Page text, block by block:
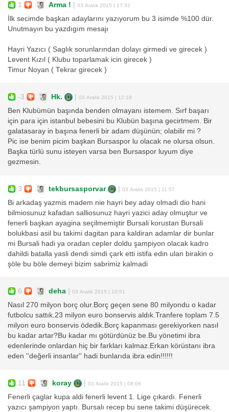
1 Arma ! 03 Aralık 2015 | 17:32
İlk secimde başkan adaylarını yazıyorum bu 3 isimde %100 dür.
Unutmayın bu yazdıgım mesajı
Hayri Yazıcı ( Saglık sorunlarından dolayı girmedi ve girecek )
Levent Kızıl ( Klubu toparlamak icin girecek )
Timur Noyan ( Tekrar girecek )
-3 Hk. 03 Aralık 2015 | 12:18
Ben Klubümün başında benden olmayanı istemem. Sırf başarı
için para için istanbul bebesini bu Klubün başına gecirtmem. Bir
galatasaray in başına fenerli bir adam düşünün; olabilir mi ?
Pic ise benim picim başkan Bursaspor lu olacak ne olursa olsun.
Başka türlü sunu isteyen varsa ben Bursaspor luyum diye
gezmesin.
3 tekbursasporvar 03 Aralık 2015 | 11:57
Bi arkadaş yazmis madem nie hayri bey aday olmadi dio hani
bilmiosunuz kafadan salliosunuz hayri yazici aday olmuştur ve
fenerli başkan ayagina seçilmemiştir Bursali korustan Bursali
bolukbasi asil bu takimi dagitan para kaldiran adamlar dir bunlar
mi Bursali hadi ya oradan cepler doldu şampiyon olacak kadro
dahildi batalla yasli dendi simdi çark etti istifa edin ulan birakin o
şöle bu böle demeyi bizim sabrimiz kalmadi
6 deha 03 Aralık 2015 | 10:51
Nasıl 270 milyon borç olur.Borç geçen sene 80 milyondu o kadar
futbolcu sattık.23 milyon euro bonservis aldık.Tranfere toplam 7.5
milyon euro bonservis ödedik.Borç kapanması gerekiyorken nasıl
bu kadar artar?Bu kadar mı götürdünüz be.Bu yönetimi ibra
edenlerinde onlardan hiç bir farkları kalmaz.Erkan körüstanı ibra
eden ''değerli insanlar'' hadi bunlarıda ibra edin!!!!!!
11 koray 03 Aralık 2015 | 08:06
Fenerli çaglar kupa aldi fenerli levent 1. Lige çıkardı. Fenerli
yazıcı şampiyon yaptı. Bursalı recep bu sene takimi düşürecek.